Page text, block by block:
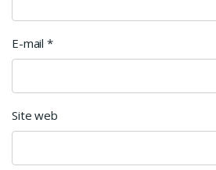
E-mail *
Site web